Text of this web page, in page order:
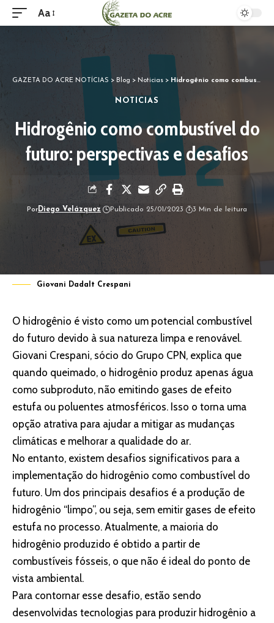
Aa
GAZETA DO ACRE NOTÍCIAS > Blog > Noticias > Hidrogênio como combustível do futuro: perspectivas e desafios
NOTICIAS
Hidrogênio como combustível do
futuro: perspectivas e desafios
PorDiego Velázquez Publicado 25/01/2023 3 Min de leitura
Giovani Dadalt Crespani
O hidrogênio é visto como um potencial combustível
do futuro devido à sua natureza limpa e renovável.
Giovani Crespani, sócio do Grupo CPN, explica que
quando queimado, o hidrogênio produz apenas água
como subproduto, não emitindo gases de efeito
estufa ou poluentes atmosféricos. Isso o torna uma
opção atrativa para ajudar a mitigar as mudanças
climáticas e melhorar a qualidade do ar.
No entanto, existem desafios significativos para a
implementação do hidrogênio como combustível do
futuro. Um dos principais desafios é a produção de
hidrogênio “limpo”, ou seja, sem emitir gases de efeito
estufa no processo. Atualmente, a maioria do
hidrogênio produzido é obtido a partir de
combustíveis fósseis, o que não é ideal do ponto de
vista ambiental.
Para contornar esse desafio, estão sendo
desenvolvidas tecnologias para produzir hidrogênio a